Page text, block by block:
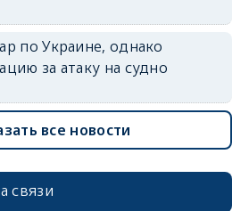
по Украине, однако
за атаку на судно
все новости
связи